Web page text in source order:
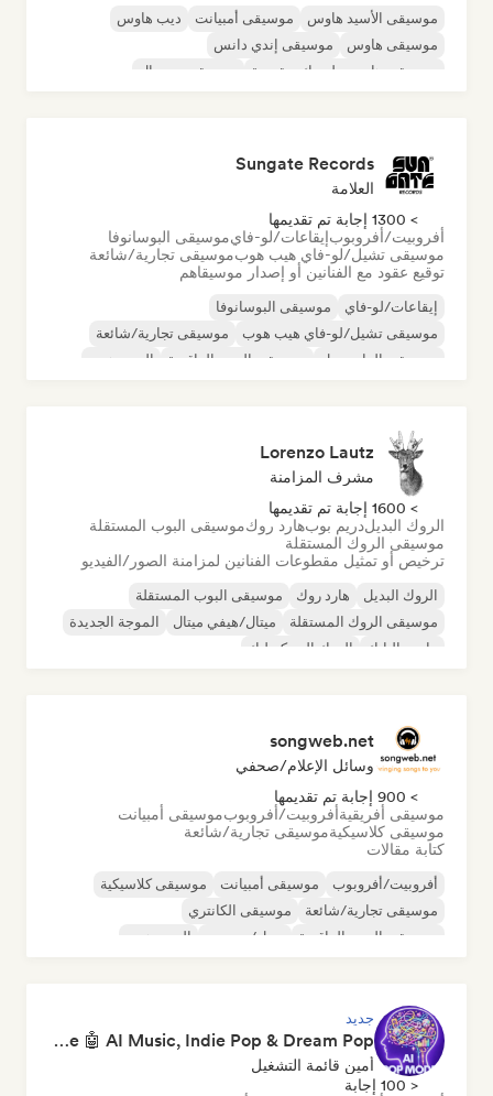
موسيقى الأسيد هاوس موسيقى أمبيانت
ديب هاوس
موسيقى هاوس
موسيقى إندي دانس
موسيقى هاوس ملوديك وتقدمية
موسيقى مينيمال
Sungate Records
العلامة
> 1300 إجابة تم تقديمها
أفروبيت/أفروبوبإيقاعات/لو-فايموسيقى البوسانوفا
موسيقى تشيل/لو-فاي هيب هوبموسيقى تجارية/شائعة
توقيع عقود مع الفنانين أو إصدار موسيقاهم
إيقاعات/لو-فاي
موسيقى البوسانوفا
موسيقى تشيل/لو-فاي هيب هوب
موسيقى تجارية/شائعة
موسيقى الدانسهول
موسيقى البوب الراقصة
الهيب هوب
Lorenzo Lautz
مشرف المزامنة
> 1600 إجابة تم تقديمها
الروك البديلدريم بوبهارد روكموسيقى البوب المستقلة
موسيقى الروك المستقلة
ترخيص أو تمثيل مقطوعات الفنانين لمزامنة الصور/الفيديو
الروك البديل هارد روك
موسيقى البوب المستقلة
موسيقى الروك المستقلة
ميتال/هيفي ميتال
الموجة الجديدة
ما بعد البانك
الروك السيكديليك
songweb.net
وسائل الإعلام/صحفي
> 900 إجابة تم تقديمها
موسيقى أفريقيةأفروبيت/أفروبوبموسيقى أمبيانت
موسيقى كلاسيكيةموسيقى تجارية/شائعة
كتابة مقالات
أفروبيت/أفروبوب موسيقى أمبيانت
موسيقى كلاسيكية
موسيقى تجارية/شائعة
موسيقى الكانتري
موسيقى البوب الراقصة
دريل/جيرسي الهيب هوب
جديد
Pop Machine Mode 🤖 AI Music, Indie Pop & Dream Pop
أمين قائمة التشغيل
< 100 إجابة